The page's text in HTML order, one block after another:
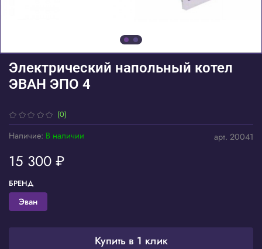
(0)
арт. 20041
Наличие: В наличии
Электрический напольный котел
ЭВАН ЭПО 4
15 300 ₽
Купить в 1 клик
БРЕНД
Эван